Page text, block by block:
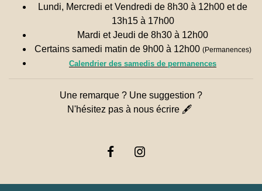
Lundi, Mercredi et Vendredi de 8h30 à 12h00 et de
13h15 à 17h00
Mardi et Jeudi de 8h30 à 12h00
Certains samedi matin de 9h00 à 12h00 (Permanences)
Calendrier des samedis de permanences
Une remarque ? Une suggestion ?
N'hésitez pas à nous écrire 🖋